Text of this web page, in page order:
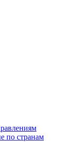
по странам